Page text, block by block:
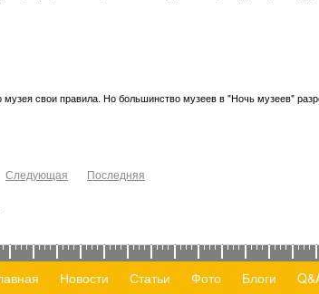
музея свои правила. Но большинство музеев в "Ночь музеев"
Следующая Последняя
Новости Статьи Фото Блоги